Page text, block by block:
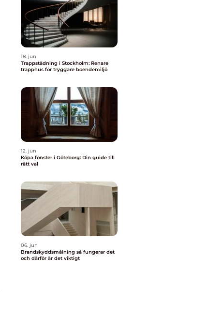
18. jun
Trappstädning i Stockholm: Renare
trapphus för tryggare boendemiljö
12. jun
Köpa fönster i Göteborg: Din guide till
rätt val
06. jun
Brandskyddsmålning så fungerar det
och därför är det viktigt